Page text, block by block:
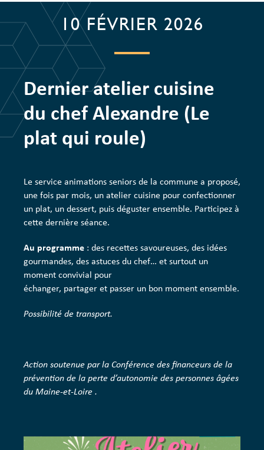
10 FÉVRIER 2026
Dernier atelier cuisine
du chef Alexandre (Le
plat qui roule)
Le service animations seniors de la commune a proposé,
une fois par mois, un atelier cuisine pour confectionner
un plat, un dessert, puis déguster ensemble. Participez à
cette dernière séance.
Au programme : des recettes savoureuses, des idées
gourmandes, des astuces du chef… et surtout un
moment convivial pour
échanger, partager et passer un bon moment ensemble.
Possibilité de transport.
Action soutenue par la Conférence des financeurs de la
prévention de la perte d’autonomie des personnes âgées
du Maine-et-Loire .